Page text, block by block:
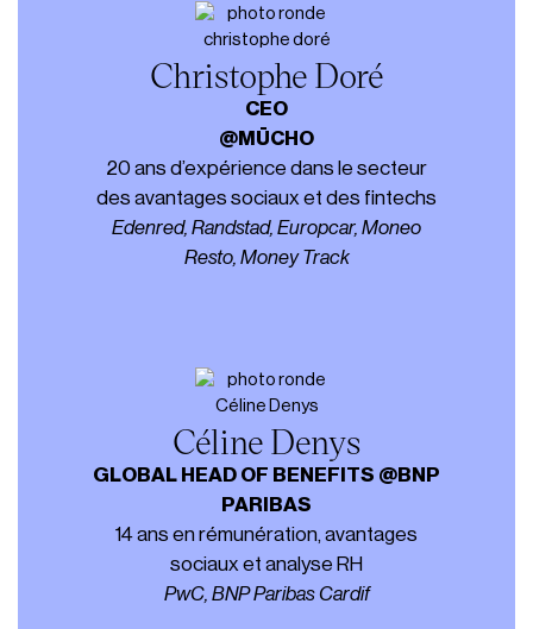
Christophe Doré
CEO
@MŪCHO
20 ans d’expérience dans le secteur
des avantages sociaux et des fintechs
Edenred, Randstad, Europcar, Moneo
Resto, Money Track
Céline Denys
GLOBAL HEAD OF BENEFITS @BNP
PARIBAS
14 ans en rémunération, avantages
sociaux et analyse RH
PwC, BNP Paribas Cardif